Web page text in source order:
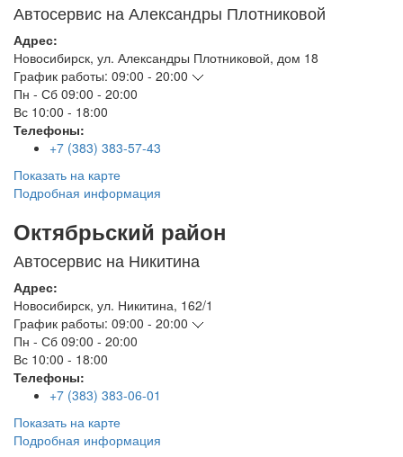
Автосервис на Александры Плотниковой
Адрес:
Новосибирск, ул. Александры Плотниковой, дом 18
График работы: 09:00 - 20:00
Пн - Сб 09:00 - 20:00
Вс 10:00 - 18:00
Телефоны:
+7 (383) 383-57-43
Показать на карте
Подробная информация
Октябрьский район
Автосервис на Никитина
Адрес:
Новосибирск, ул. Никитина, 162/1
График работы: 09:00 - 20:00
Пн - Сб 09:00 - 20:00
Вс 10:00 - 18:00
Телефоны:
+7 (383) 383-06-01
Показать на карте
Подробная информация